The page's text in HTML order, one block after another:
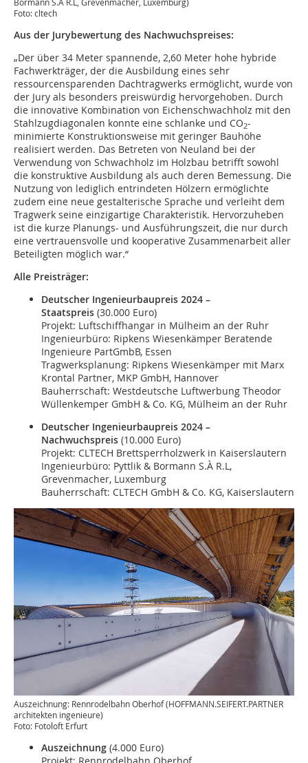
Bormann S.À R.L, Grevenmacher, Luxemburg)
Foto: cltech
Aus der Jurybewertung des Nachwuchspreises:
„Der über 34 Meter spannende, 2,60 Meter hohe hybride
Fachwerkträger, der die Ausbildung eines sehr
ressourcensparenden Dachtragwerks ermöglicht, wurde von
der Jury als besonders preiswürdig hervorgehoben. Durch
die innovative Kombination von Eichenschwachholz mit den
Stahlzugdiagonalen konnte eine schlanke und CO2-
minimierte Konstruktionsweise mit geringer Bauhöhe
realisiert werden. Das Betreten von Neuland bei der
Verwendung von Schwachholz im Holzbau betrifft sowohl
die konstruktive Ausbildung als auch deren Bemessung. Die
Nutzung von lediglich entrindeten Hölzern ermöglichte
zudem eine neue gestalterische Sprache und verleiht dem
Tragwerk seine einzigartige Charakteristik. Hervorzuheben
ist die kurze Planungs- und Ausführungszeit, die nur durch
eine vertrauensvolle und kooperative Zusammenarbeit aller
Beteiligten möglich war.“
Alle Preisträger:
Deutscher Ingenieurbaupreis 2024 –
Staatspreis (30.000 Euro)
Projekt: Luftschiffhangar in Mülheim an der Ruhr
Ingenieurbüro: Ripkens Wiesenkämper Beratende
Ingenieure PartGmbB, Essen
Tragwerksplanung: Ripkens Wiesenkämper mit Marx
Krontal Partner, MKP GmbH, Hannover
Bauherrschaft: Westdeutsche Luftwerbung Theodor
Wüllenkemper GmbH & Co. KG, Mülheim an der Ruhr
Deutscher Ingenieurbaupreis 2024 –
Nachwuchspreis (10.000 Euro)
Projekt: CLTECH Brettsperrholzwerk in Kaiserslautern
Ingenieurbüro: Pyttlik & Bormann S.À R.L,
Grevenmacher, Luxemburg
Bauherrschaft: CLTECH GmbH & Co. KG, Kaiserslautern
Auszeichnung: Rennrodelbahn Oberhof (HOFFMANN.SEIFERT.PARTNER
architekten ingenieure)
Foto: Fotoloft Erfurt
Auszeichnung (4.000 Euro)